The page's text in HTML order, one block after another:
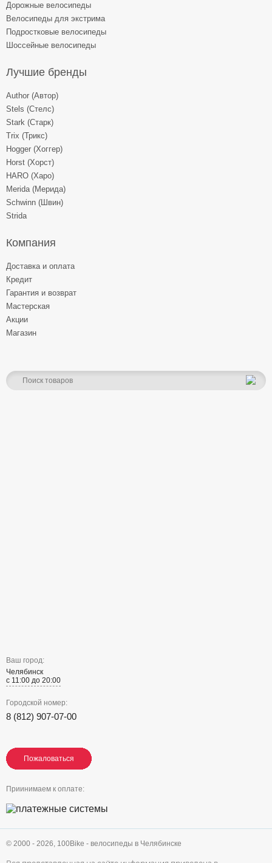
Дорожные велосипеды
Велосипеды для экстрима
Подростковые велосипеды
Шоссейные велосипеды
Лучшие бренды
Author (Автор)
Stels (Стелс)
Stark (Старк)
Trix (Трикс)
Hogger (Хоггер)
Horst (Хорст)
HARO (Харо)
Merida (Мерида)
Schwinn (Швин)
Strida
Компания
Доставка и оплата
Кредит
Гарантия и возврат
Мастерская
Акции
Магазин
Ваш город:
Челябинск
с 11:00 до 20:00
Городской номер:
8 (812) 907-07-00
Пожаловаться
Пожаловаться
Пожаловаться
Приинимаем к оплате:
© 2000 - 2026, 100Bike - велосипеды в Челябинске